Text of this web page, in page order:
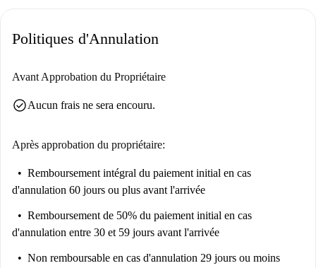
ornithologique de Peckham et le parc Bird in Bush sont à proximité. De
South, vous proposent des cuisines du monde entier. Explorez le quartier
Spotahome.
Politiques d'Annulation
Avant Approbation du Propriétaire
check_circleAucun frais ne sera encouru.
Après approbation du propriétaire:
Remboursement intégral du paiement initial en cas
d'annulation 60 jours ou plus avant l'arrivée
Remboursement de 50% du paiement initial en cas
d'annulation entre 30 et 59 jours avant l'arrivée
Non remboursable en cas d'annulation 29 jours ou moins